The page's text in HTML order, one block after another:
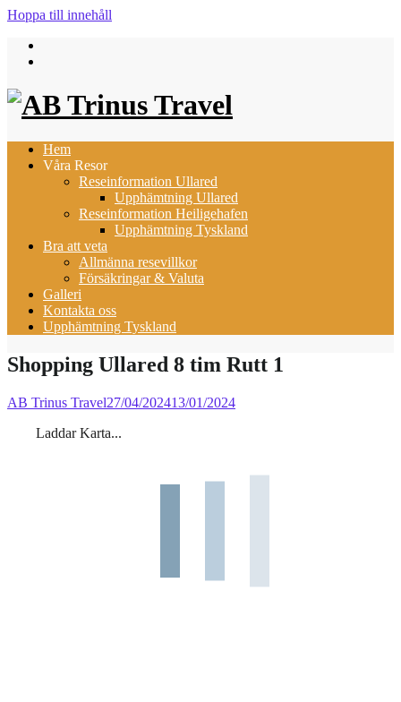
Hoppa till innehåll
Hem
Våra Resor
Reseinformation Ullared
Upphämtning Ullared
Reseinformation Heiligehafen
Upphämtning Tyskland
Bra att veta
Allmänna resevillkor
Försäkringar & Valuta
Galleri
Kontakta oss
Upphämtning Tyskland
Shopping Ullared 8 tim Rutt 1
AB Trinus Travel27/04/202413/01/2024
Laddar Karta...